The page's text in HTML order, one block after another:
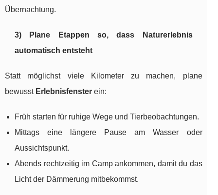
Übernachtung.
3) Plane Etappen so, dass Naturerlebnis
automatisch entsteht
Statt möglichst viele Kilometer zu machen, plane
bewusst Erlebnisfenster ein:
Früh starten für ruhige Wege und Tierbeobachtungen.
Mittags eine längere Pause am Wasser oder
Aussichtspunkt.
Abends rechtzeitig im Camp ankommen, damit du das
Licht der Dämmerung mitbekommst.